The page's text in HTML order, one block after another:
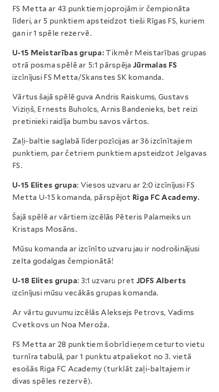
FS Metta ar 43 punktiem joprojām ir čempionāta
līderi, ar 5 punktiem apsteidzot tieši Rīgas FS, kuriem
gan ir 1 spēle rezervē.
U-15 Meistarības grupa:Tikmēr Meistarības grupas
otrā posma spēlē ar 5:1 pārspēja Jūrmalas FS
izcīnījusi FS Metta/Skanstes SK komanda.
Vārtus šajā spēlē guva Andris Raiskums, Gustavs
Viziņš, Ernests Buholcs, Arnis Bandenieks, bet reizi
pretinieki raidīja bumbu savos vārtos.
Zaļi-baltie saglabā līderpozīcijas ar 36 izcīnītajiem
punktiem, par četriem punktiem apsteidzot Jelgavas
FS.
U-15 Elites grupa: Viesos uzvaru ar 2:0 izcīnījusi FS
Metta U-15 komanda, pārspējot Riga FC Academy.
Šajā spēlē ar vārtiem izcēlās Pēteris Palameiks un
Kristaps Mosāns.
Mūsu komanda ar izcīnīto uzvaru jau ir nodrošinājusi
zelta godalgas čempionātā!
U-18 Elites grupa: 3:1 uzvaru pret JDFS Alberts
izcīnījusi mūsu vecākās grupas komanda.
Ar vārtu guvumu izcēlās Aleksejs Petrovs, Vadims
Cvetkovs un Noa Meroža.
FS Metta ar 28 punktiem šobrīd ieņem ceturto vietu
turnīra tabulā, par 1 punktu atpaliekot no 3. vietā
esošās Riga FC Academy (turklāt zaļi-baltajiem ir
divas spēles rezervē).